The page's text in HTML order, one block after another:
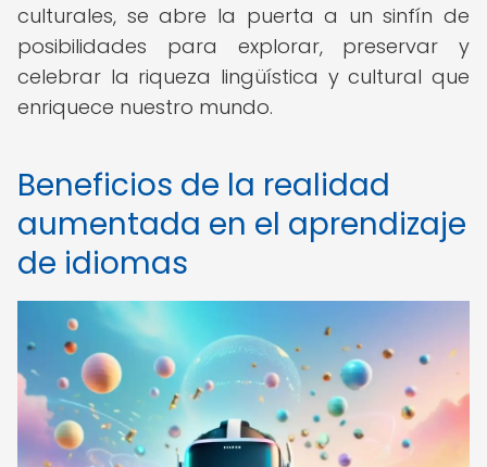
culturales, se abre la puerta a un sinfín de
posibilidades para explorar, preservar y
celebrar la riqueza lingüística y cultural que
enriquece nuestro mundo.
Beneficios de la realidad
aumentada en el aprendizaje
de idiomas